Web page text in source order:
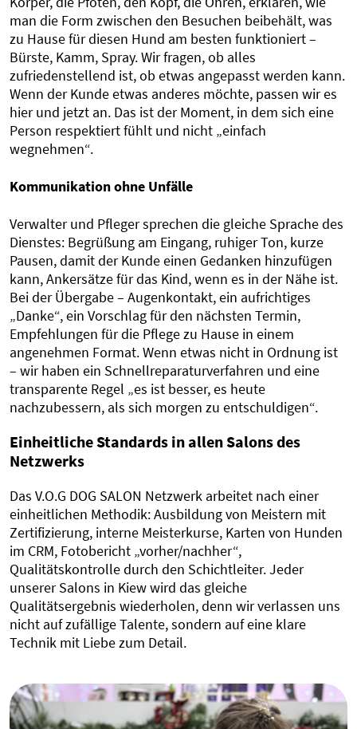
man die Form zwischen den Besuchen beibehält, was
zu Hause für diesen Hund am besten funktioniert –
Bürste, Kamm, Spray. Wir fragen, ob alles
zufriedenstellend ist, ob etwas angepasst werden kann.
Wenn der Kunde etwas anderes möchte, passen wir es
hier und jetzt an. Das ist der Moment, in dem sich eine
Person respektiert fühlt und nicht „einfach
wegnehmen“.
Kommunikation ohne Unfälle
Verwalter und Pfleger sprechen die gleiche Sprache des
Dienstes: Begrüßung am Eingang, ruhiger Ton, kurze
Pausen, damit der Kunde einen Gedanken hinzufügen
kann, Ankersätze für das Kind, wenn es in der Nähe ist.
Bei der Übergabe – Augenkontakt, ein aufrichtiges
„Danke“, ein Vorschlag für den nächsten Termin,
Empfehlungen für die Pflege zu Hause in einem
angenehmen Format. Wenn etwas nicht in Ordnung ist
– wir haben ein Schnellreparaturverfahren und eine
transparente Regel „es ist besser, es heute
nachzubessern, als sich morgen zu entschuldigen“.
Einheitliche Standards in allen Salons des
Netzwerks
Das V.O.G DOG SALON Netzwerk arbeitet nach einer
einheitlichen Methodik: Ausbildung von Meistern mit
Zertifizierung, interne Meisterkurse, Karten von Hunden
im CRM, Fotobericht „vorher/nachher“,
Qualitätskontrolle durch den Schichtleiter. Jeder
unserer Salons in Kiew wird das gleiche
Qualitätsergebnis wiederholen, denn wir verlassen uns
nicht auf zufällige Talente, sondern auf eine klare
Technik mit Liebe zum Detail.